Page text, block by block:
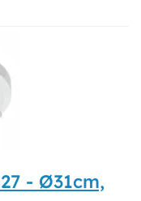
- Ø31cm,